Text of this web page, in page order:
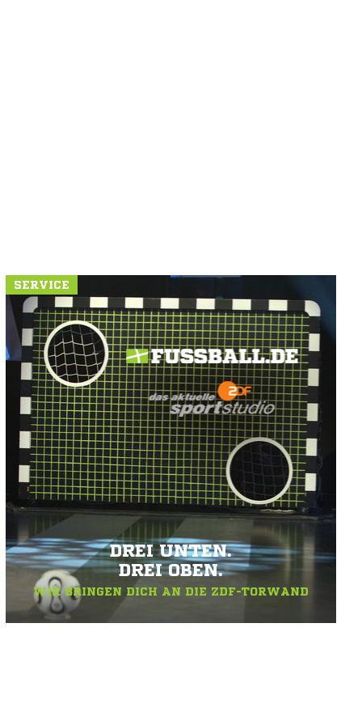
SERVICE
DREI UNTEN.
DREI OBEN.
WIR BRINGEN DICH AN DIE ZDF-TORWAND